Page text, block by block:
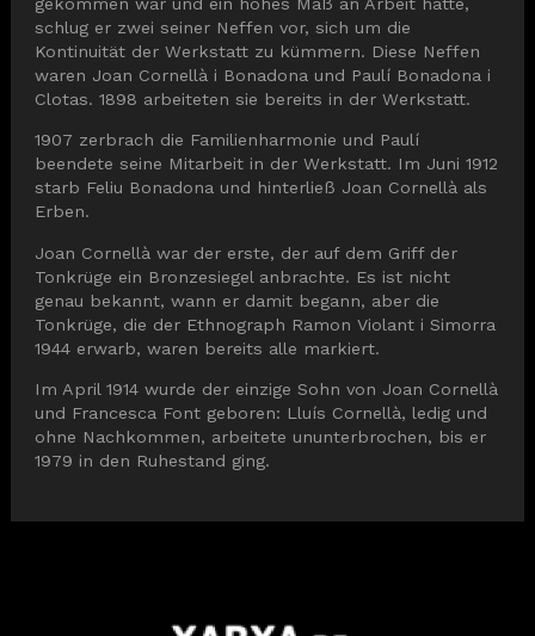
schlug er zwei seiner Neffen vor, sich um die
Kontinuität der Werkstatt zu kümmern. Diese Neffen
waren Joan Cornellà i Bonadona und Paulí Bonadona i
Clotas. 1898 arbeiteten sie bereits in der Werkstatt.
1907 zerbrach die Familienharmonie und Paulí
beendete seine Mitarbeit in der Werkstatt. Im Juni 1912
starb Feliu Bonadona und hinterließ Joan Cornellà als
Erben.
Joan Cornellà war der erste, der auf dem Griff der
Tonkrüge ein Bronzesiegel anbrachte. Es ist nicht
genau bekannt, wann er damit begann, aber die
Tonkrüge, die der Ethnograph Ramon Violant i Simorra
1944 erwarb, waren bereits alle markiert.
Im April 1914 wurde der einzige Sohn von Joan Cornellà
und Francesca Font geboren: Lluís Cornellà, ledig und
ohne Nachkommen, arbeitete ununterbrochen, bis er
1979 in den Ruhestand ging.